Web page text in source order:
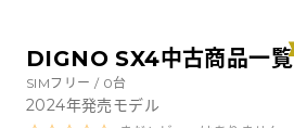
Androidから探す
DIGNO SX4中古商品一覧
SIMフリー / 0台
2024年発売モデル